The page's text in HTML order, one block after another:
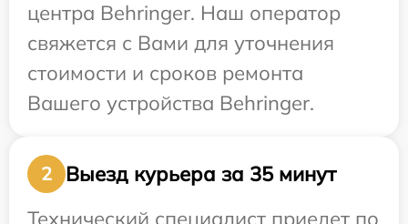
центра Behringer. Наш оператор
свяжется с Вами для уточнения
стоимости и сроков ремонта
Вашего устройства Behringer.
2
Выезд курьера за 35 минут
Технический специалист приедет по